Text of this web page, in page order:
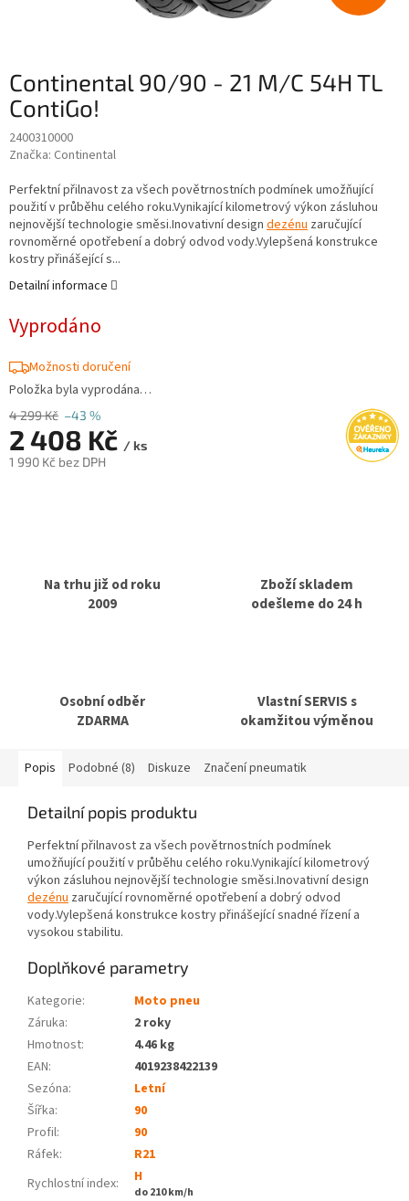
Continental 90/90 - 21 M/C 54H TL
ContiGo!
2400310000
Značka: Continental
4 299 Kč –43 %
2 408 Kč / ks
1 990 Kč bez DPH
Vyprodáno
Možnosti doručení
Položka byla vyprodána…
Perfektní přilnavost za všech povětrnostních podmínek umožňující
použití v průběhu celého roku.Vynikající kilometrový výkon zásluhou
nejnovější technologie směsi.Inovativní design dezénu zaručující
rovnoměrné opotřebení a dobrý odvod vody.Vylepšená konstrukce
kostry přinášející s...
Detailní informace
Na trhu již od roku
2009
Zboží skladem
odešleme do 24 h
Osobní odběr
ZDARMA
Vlastní SERVIS s
okamžitou výměnou
Popis Podobné (8) Diskuze Značení pneumatik
Detailní popis produktu
Perfektní přilnavost za všech povětrnostních podmínek
umožňující použití v průběhu celého roku.Vynikající kilometrový
výkon zásluhou nejnovější technologie směsi.Inovativní design
dezénu zaručující rovnoměrné opotřebení a dobrý odvod
vody.Vylepšená konstrukce kostry přinášející snadné řízení a
vysokou stabilitu.
Doplňkové parametry
Kategorie:
Moto pneu
Záruka:
2 roky
Hmotnost:
4.46 kg
EAN:
4019238422139
Sezóna:
Letní
Šířka:
90
Profil:
90
Ráfek:
R21
Rychlostní index:
H
do 210 km/h